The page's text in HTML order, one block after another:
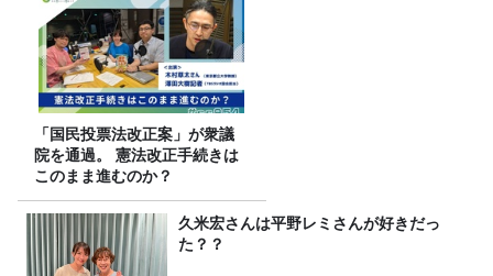
「国民投票法改正案」が衆議
院を通過。 憲法改正手続きは
このまま進むのか？
久米宏さんは平野レミさんが好きだっ
た？？